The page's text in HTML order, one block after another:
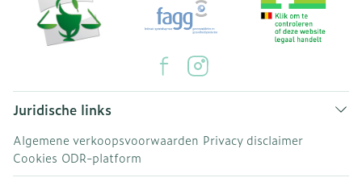
Juridische links
Algemene verkoopsvoorwaarden Privacy disclaimer
Cookies ODR-platform